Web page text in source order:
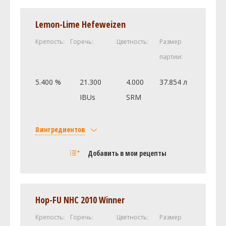
Добавить в мои рецепты
Lemon-Lime Hefeweizen
Крепость: Горечь: Цветность:
Размер
партии:
5.400 %
21.300
IBUs
4.000
SRM
37.854 л
8 ингредиентов
Castle Malting Pale Ale
Хмель
Каскад (Cascade DE)
85.04 г
Hop-FU NHC 2010 Winner
Крепость: Горечь: Цветность:
Размер